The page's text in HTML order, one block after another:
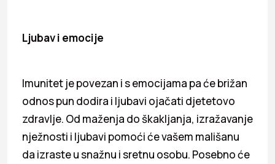
Ljubav i emocije
Imunitet je povezan i s emocijama pa će brižan
odnos pun dodira i ljubavi ojačati djetetovo
zdravlje. Od maženja do škakljanja, izražavanje
nježnosti i ljubavi pomoći će vašem mališanu
da izraste u snažnu i sretnu osobu. Posebno će